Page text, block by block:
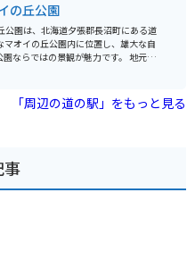
な観光スポットも多く、ツーリング
すすめです。
場も広々としているので安心です。
恵庭渓谷やえこりん村など、自然豊か
点在しており、ツーリングの拠点とし
ます。道の駅では、季節ごとに色と
の丘公園
公園は、北海道夕張郡長沼町にある道
ならではの景観が魅力です。 地元の
する直売所や、地元食材をふんだん
、ぜひ味わってみてください。 バイ
駐車場も広く、休憩場所としても最適
菜 * 絶品のジンギスカン * 広々とした
「周辺の道の駅」をもっと見る
事